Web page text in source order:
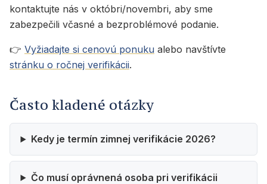
kontaktujte nás v októbri/novembri, aby sme
zabezpečili včasné a bezproblémové podanie.
👉 Vyžiadajte si cenovú ponuku alebo navštívte
stránku o ročnej verifikácii.
Často kladené otázky
Kedy je termín zimnej verifikácie 2026?
Čo musí oprávnená osoba pri verifikácii